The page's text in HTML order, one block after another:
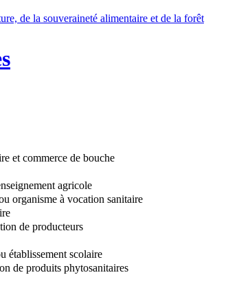
et commerce de bouche
agricole
organisme à vocation sanitaire
de producteurs
établissement scolaire
de produits phytosanitaires